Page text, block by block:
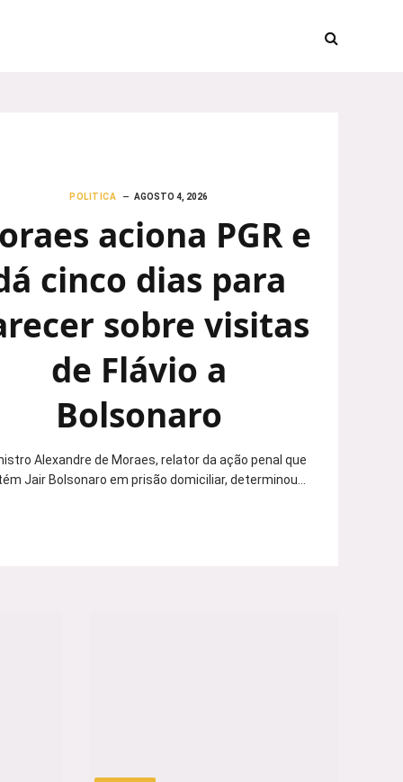
POLITICA AGOSTO 4, 2026
aciona PGR e
cinco dias para
sobre visitas
de Flávio a
Bolsonaro
Alexandre de Moraes, relator da ação penal que
Jair Bolsonaro em prisão domiciliar, determinou…